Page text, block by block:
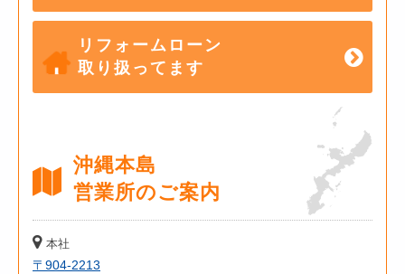
リフォームローン
取り扱ってます
沖縄本島
営業所のご案内
本社
〒904-2213